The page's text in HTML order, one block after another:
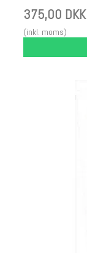
375,00 DKK
(inkl. moms)